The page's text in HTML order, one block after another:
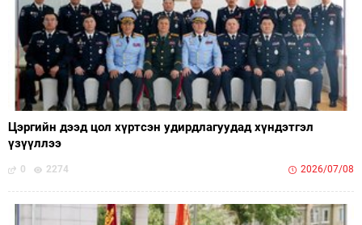
Цэргийн дээд цол хүртсэн удирдлагуудад хүндэтгэл
үзүүллээ
0 2274 2026/07/08